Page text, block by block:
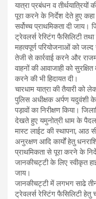
यात्रा प्रबंधन व
पूरा करने के निर्देश देते हुए कहा
सर्वोच्च प्राथमिकता दी जाय।
ट्रेवलर्स रेस्टिंग फैसिलिटी तथा
महत्वपूर्ण परियोजनाओं को
तेजी से कार्रवाई करने और
वाहनों की आवाजाही को
करने की भी हिदायत दी।
चारधाम यात्रा की तैयारी को
पुलिस अधीक्षक अर्पण यदुवंशी के
पड़ावों का निरीक्षण किया।
देखते हुए यमुनोत्री धाम के पैदल
मास्ट लाईट की स्थापना, आठ
अनुरक्षण आदि कार्यों हेतु
प्राथमिकता से पूरा करने के
जानकीचट्टी के लिए स्वीकृत
जाय।
जानकीचट्टी में लगभग साढे
ट्रेवलर्स रेस्टिंग फैसिलिटी हेतु